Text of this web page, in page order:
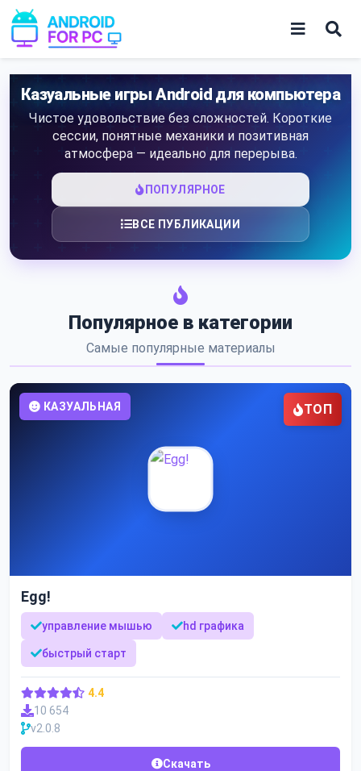
Skip
to
content
Игры
Приложения
Казуальные игры Android для компьютера
Чистое удовольствие без сложностей. Короткие
сессии, понятные механики и позитивная
атмосфера — идеально для перерыва.
ПОПУЛЯРНОЕ
ВСЕ ПУБЛИКАЦИИ
Популярное в категории
Самые популярные материалы
КАЗУАЛЬНАЯ ТОП
Egg!
управление мышью hd графика
быстрый старт
4.4
10 654
v2.0.8
Скачать